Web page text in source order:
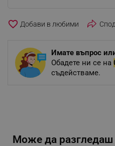
favorite_border
Имате въпрос
Обадете ни се на
съдействаме.
Може да разгледаш